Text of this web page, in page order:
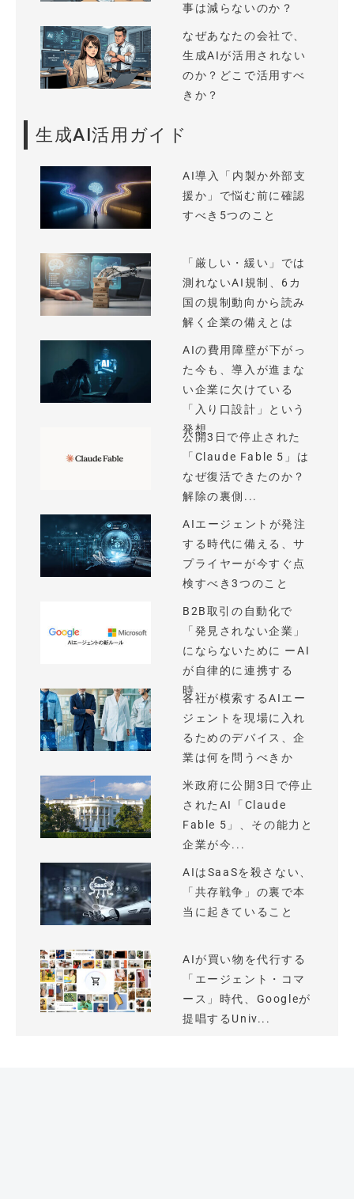
事は減らないのか？
なぜあなたの会社で、
生成AIが活用されない
のか？どこで活用すべ
きか？
生成AI活用ガイド
AI導入「内製か外部支
援か」で悩む前に確認
すべき5つのこと
「厳しい・緩い」では
測れないAI規制、6カ
国の規制動向から読み
解く企業の備えとは
AIの費用障壁が下がっ
た今も、導入が進まな
い企業に欠けている
「入り口設計」という
発想
公開3日で停止された
「Claude Fable 5」は
なぜ復活できたのか？
解除の裏側...
AIエージェントが発注
する時代に備える、サ
プライヤーが今すぐ点
検すべき3つのこと
B2B取引の自動化で
「発見されない企業」
にならないために ーAI
が自律的に連携する
時...
各社が模索するAIエー
ジェントを現場に入れ
るためのデバイス、企
業は何を問うべきか
米政府に公開3日で停止
されたAI「Claude
Fable 5」、その能力と
企業が今...
AIはSaaSを殺さない、
「共存戦争」の裏で本
当に起きていること
AIが買い物を代行する
「エージェント・コマ
ース」時代、Googleが
提唱するUniv...